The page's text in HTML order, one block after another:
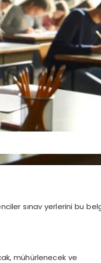
sınav yerlerini bu
mühürlenecek ve